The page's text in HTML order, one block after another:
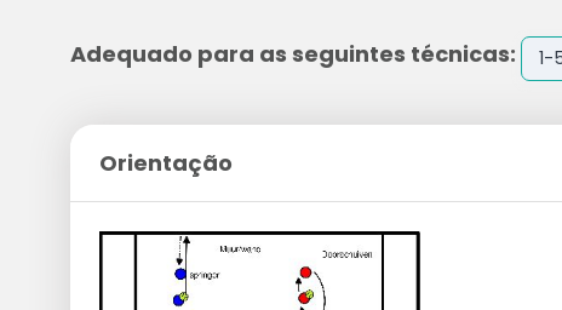
Adequado para as seguintes técnicas: 1-
Orientação